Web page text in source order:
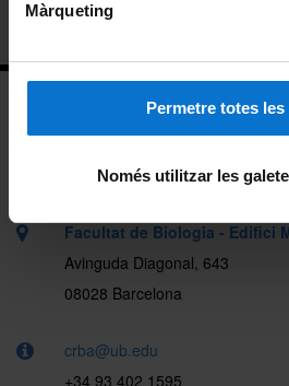
Màrqueting
Permetre totes les
Només utilitzar les
fotoNAT-UB 2022
Facultat de Biologia - Edifici
Avinguda Diagonal, 643
08028 Barcelona
crba@ub.edu
+34 93 402 1595